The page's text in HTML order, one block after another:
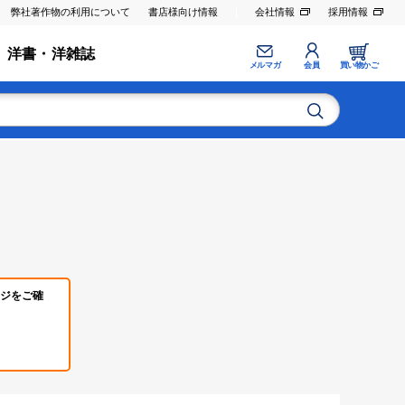
弊社著作物の利用について 書店様向け情報 会社情報 採用情報
洋書・洋雑誌
メルマガ 会員 買い物かご
をご確